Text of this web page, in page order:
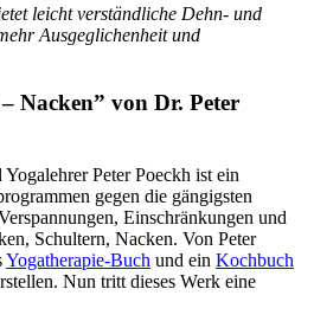
leicht verständliche Dehn- und
Ausgeglichenheit und
Nacken” von Dr. Peter
Peter Poeckh ist ein
gegen die gängigsten
Einschränkungen und
Schultern, Nacken. Von Peter
Yogatherapie-Buch und ein Kochbuch
Nun tritt dieses Werk eine